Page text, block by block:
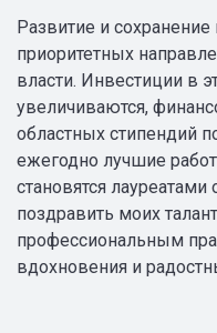
Развитие и
приоритетных
власти. Инвестиции в
увеличиваются,
областных стипендий
ежегодно лучшие
становятся
поздравить моих
профессиональным
вдохновения и